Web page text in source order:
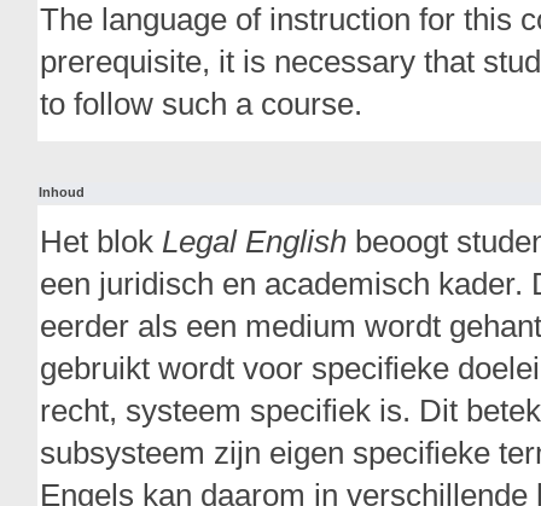
The language of instruction for this
prerequisite, it is necessary that
to follow such a course.
Inhoud
Het blok Legal English beoogt
een juridisch en academisch
eerder als een medium wordt
gebruikt wordt voor specifieke
recht, systeem specifiek is. Dit
subsysteem zijn eigen specifieke
Engels kan daarom in